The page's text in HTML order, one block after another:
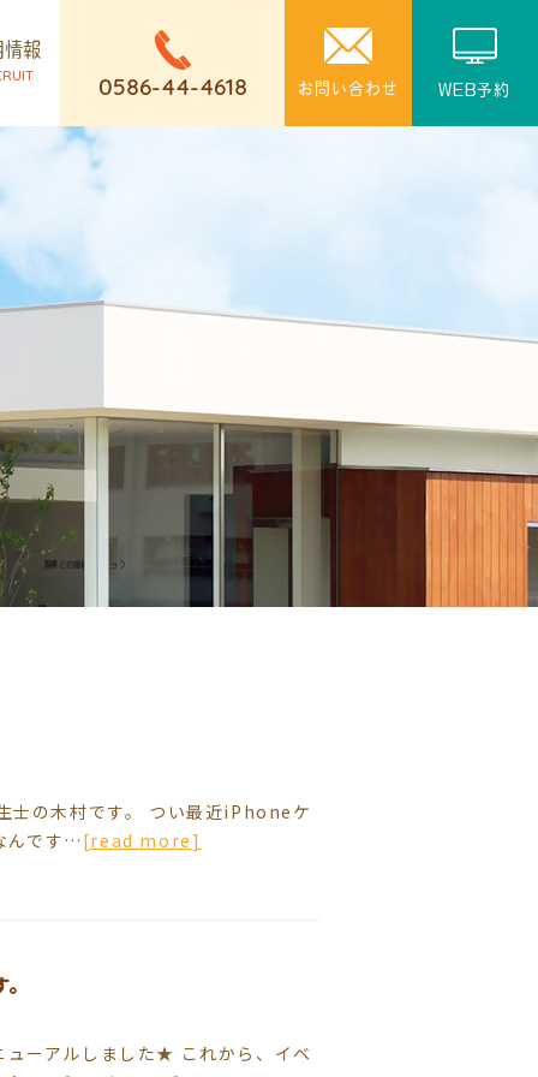
0586-44-4618 お問い合わせ WEB予約
情報
士の木村です。 つい最近iPhoneケ
んです… [read more]
ューアルしました★ これから、イベ